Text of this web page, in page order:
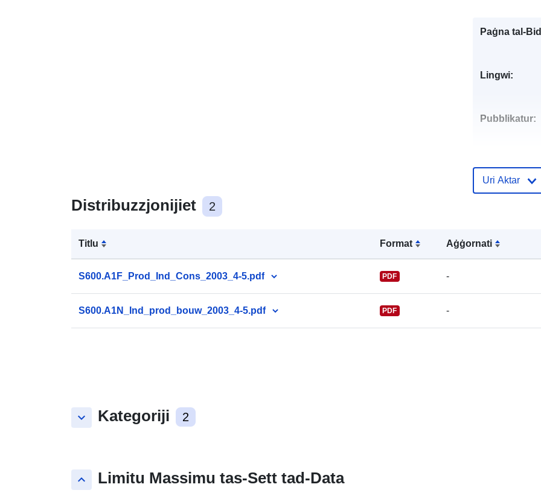
Distribuzzjonijiet 2
Titlu Format Aġġornati
S600.A1F_Prod_Ind_Cons_2003_4-5.pdf PDF -
S600.A1N_Ind_prod_bouw_2003_4-5.pdf PDF -
keyboard_arrow_down Kategoriji 2
keyboard_arrow_up Limitu Massimu tas-Sett tad-Data
Paġna tal-
Lingwi:
Pubblikatur:
Uri Aktar